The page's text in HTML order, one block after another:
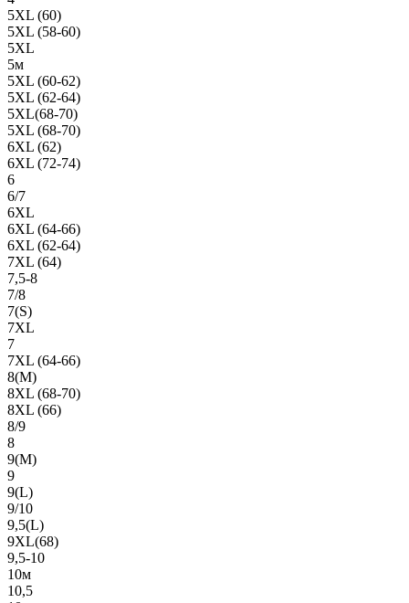
5XL (60)
5XL (58-60)
5XL
5м
5XL (60-62)
5XL (62-64)
5XL(68-70)
5XL (68-70)
6XL (62)
6XL (72-74)
6
6/7
6XL
6XL (64-66)
6XL (62-64)
7XL (64)
7,5-8
7/8
7(S)
7XL
7
7XL (64-66)
8(М)
8XL (68-70)
8XL (66)
8/9
8
9(М)
9
9(L)
9/10
9,5(L)
9XL(68)
9,5-10
10м
10,5